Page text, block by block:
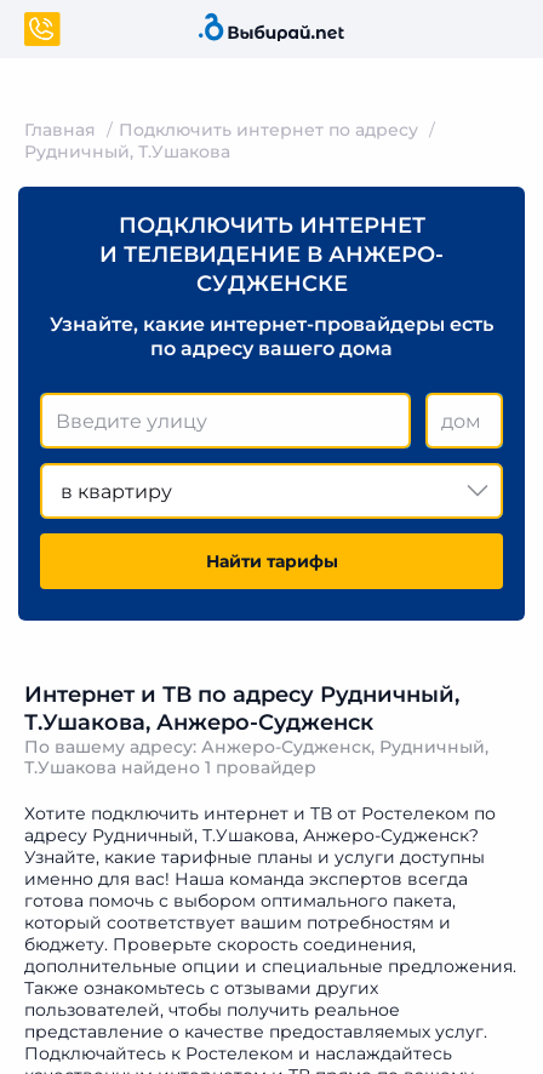
Главная
Подключить интернет по адресу
Рудничный, Т.Ушакова
ПОДКЛЮЧИТЬ ИНТЕРНЕТ
И ТЕЛЕВИДЕНИЕ В АНЖЕРО-
СУДЖЕНСКЕ
Узнайте, какие интернет-провайдеры есть
по адресу вашего дома
в квартиру
Найти тарифы
Интернет и ТВ по адресу Рудничный,
Т.Ушакова, Анжеро-Судженск
По вашему адресу: Анжеро-Судженск, Рудничный,
Т.Ушакова найдено 1 провайдер
Хотите подключить интернет и ТВ от Ростелеком по
адресу Рудничный, Т.Ушакова, Анжеро-Судженск?
Узнайте, какие тарифные планы и услуги доступны
именно для вас! Наша команда экспертов всегда
готова помочь с выбором оптимального пакета,
который соответствует вашим потребностям и
бюджету. Проверьте скорость соединения,
дополнительные опции и специальные предложения.
Также ознакомьтесь с отзывами других
пользователей, чтобы получить реальное
представление о качестве предоставляемых услуг.
Подключайтесь к Ростелеком и наслаждайтесь